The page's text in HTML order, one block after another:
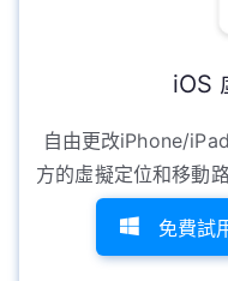
iOS
自由更改iPhone/
方的虛擬定位和移動
免費試